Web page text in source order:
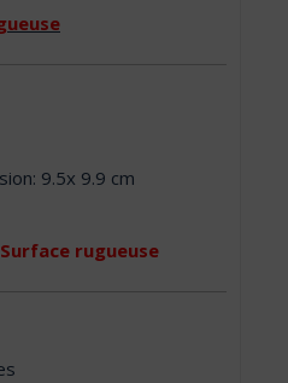
9.5x 9.9 cm
rugueuse